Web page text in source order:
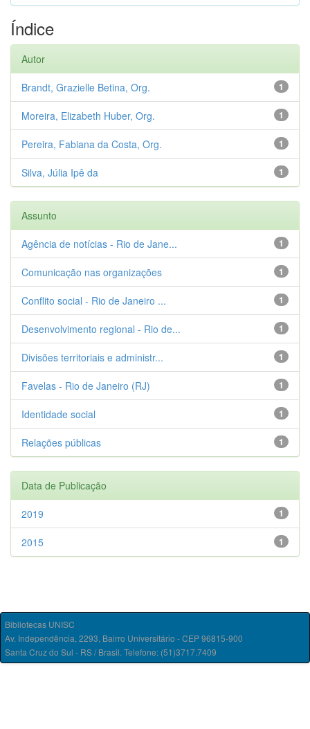
Índice
Autor
1
Brandt, Grazielle Betina, Org.
1
Moreira, Elizabeth Huber, Org.
1
Pereira, Fabiana da Costa, Org.
1
Silva, Júlia Ipê da
Assunto
1
Agência de notícias - Rio de Jane...
1
Comunicação nas organizações
1
Conflito social - Rio de Janeiro ...
1
Desenvolvimento regional - Rio de...
1
Divisões territoriais e administr...
1
Favelas - Rio de Janeiro (RJ)
1
Identidade social
1
Relações públicas
Data de Publicação
1
2019
1
2015
Bibliotecas UNISC
Av. Independência, 2293, Bairro Universitário - CEP 96815-900
Santa Cruz do Sul - RS / Brasil. Telefone: (51)3717.7409